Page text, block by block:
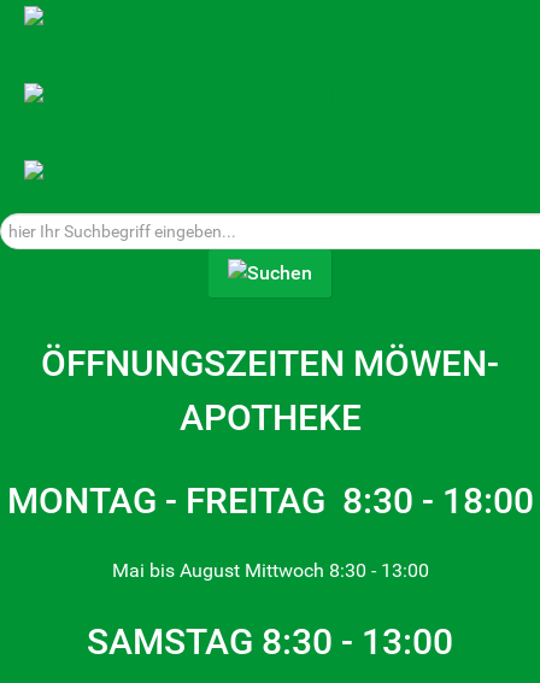
Suchen...
ÖFFNUNGSZEITEN MÖWEN-
APOTHEKE
MONTAG - FREITAG 8:30 - 18:00
Mai bis August Mittwoch 8:30 - 13:00
SAMSTAG 8:30 - 13:00